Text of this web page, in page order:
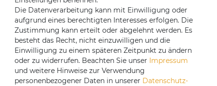
Registrieren
Versandpartner
Die Datenverarbeitung kann mit Einwilligung oder
aufgrund eines berechtigten Interesses erfolgen. Die
Zustimmung kann erteilt oder abgelehnt werden. Es
besteht das Recht, nicht einzuwilligen und die
Einwilligung zu einem späteren Zeitpunkt zu ändern
oder zu widerrufen. Beachten Sie unser Impressum
und weitere Hinweise zur Verwendung
personenbezogener Daten in unserer Daten­schutz­